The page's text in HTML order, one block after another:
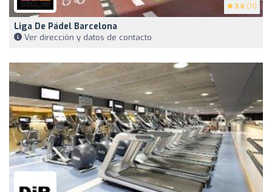
3.6 (71)
Liga De Pádel Barcelona
Ver dirección y datos de contacto